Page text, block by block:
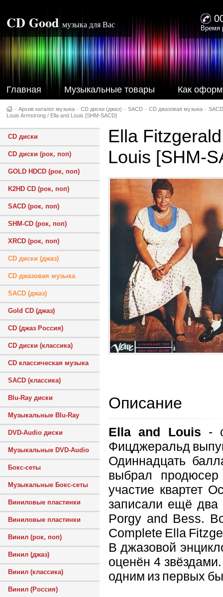
CD Good музыка для Вас Время
Главная Музыкальные товары Как
– Архив каталог музыка – CD диски (джаз) – SACD – CD джазовая музыка –
Louis Armstrong / Ella and Louis [SHM-SACD]
CD диски
CD диски (рок, поп)
GOLD HDCD (рок, поп)
K2HD CD (рок, поп)
SACD (рок, поп)
SHM-CD (рок, поп)
XRCD (рок, поп)
CD диски (джаз)
CD джазовая музыка
SACD (джаз)
Gold CD (джаз)
CD (джаз Россия)
CD диски (классика)
CD классическая музыка
SACD (классика)
Blu-Ray диски
Музыкальные Blu-Ray
DVD-Audio диски
Музыкальные DVD-Audio
Бокс-сеты
Музыкальные Бокс-сеты
Виниловые пластинки
Виниловые пластинки
Винил (рок, поп)
Винил (джаз)
Винил (классика)
Винил (Россия)
Ella
Louis [SHM-
Описание
Ella and Louis -
Фицджеральд
Одиннадцать
выбрал
участие квартет
записали ещё
Porgy and Bess.
Complete Ella
В джазовой
оценён 4
одним из первых